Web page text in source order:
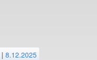
| 8.12.2025